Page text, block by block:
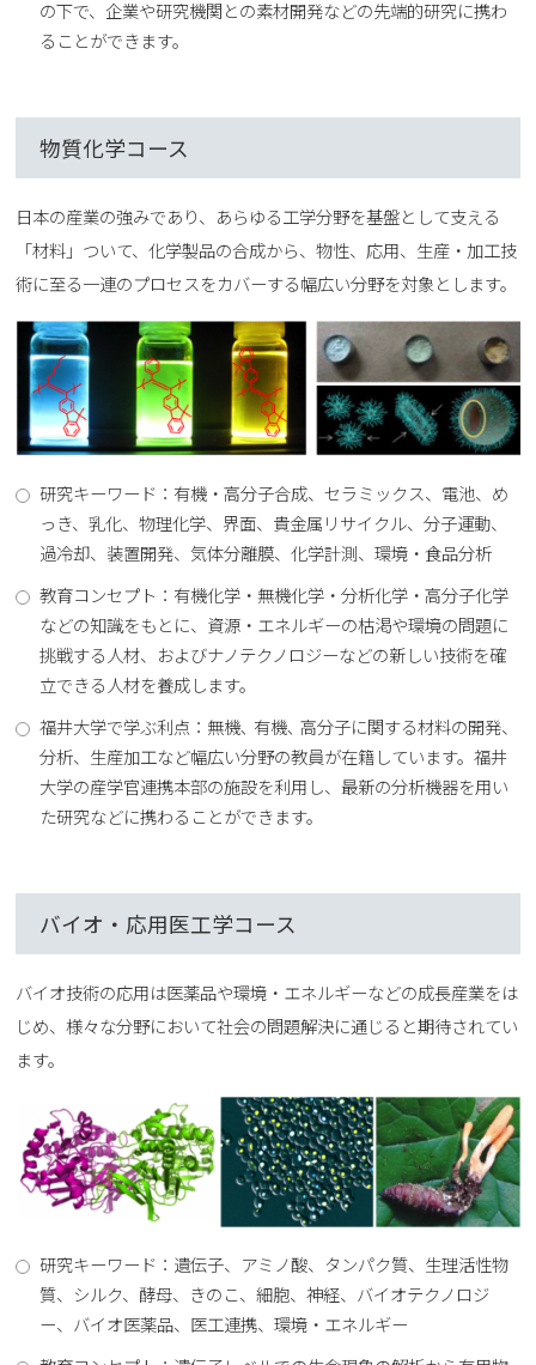
の下で、企業や研究機関との素材開発などの先端的研究に携わ
ることができます。
物質化学コース
日本の産業の強みであり、あらゆる工学分野を基盤として支える
「材料」ついて、化学製品の合成から、物性、応用、生産・加工技
術に至る一連のプロセスをカバーする幅広い分野を対象とします。
研究キーワード：有機・高分子合成、セラミックス、電池、め
っき、乳化、物理化学、界面、貴金属リサイクル、分子運動、
過冷却、装置開発、気体分離膜、化学計測、環境・食品分析
教育コンセプト：有機化学・無機化学・分析化学・高分子化学
などの知識をもとに、資源・エネルギーの枯渇や環境の問題に
挑戦する人材、およびナノテクノロジーなどの新しい技術を確
立できる人材を養成します。
福井大学で学ぶ利点：無機､ 有機､ 高分子に関する材料の開発、
分析、生産加工など幅広い分野の教員が在籍しています。福井
大学の産学官連携本部の施設を利用し、最新の分析機器を用い
た研究などに携わることができます。
バイオ・応用医工学コース
バイオ技術の応用は医薬品や環境・エネルギーなどの成長産業をは
じめ、様々な分野において社会の問題解決に通じると期待されてい
ます。
研究キーワード：遺伝子、アミノ酸、タンパク質、生理活性物
質、シルク、酵母、きのこ、細胞、神経、バイオテクノロジ
ー、バイオ医薬品、医工連携、環境・エネルギー